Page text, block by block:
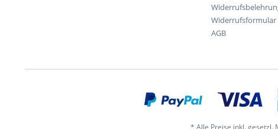
Widerrufsformular
AGB